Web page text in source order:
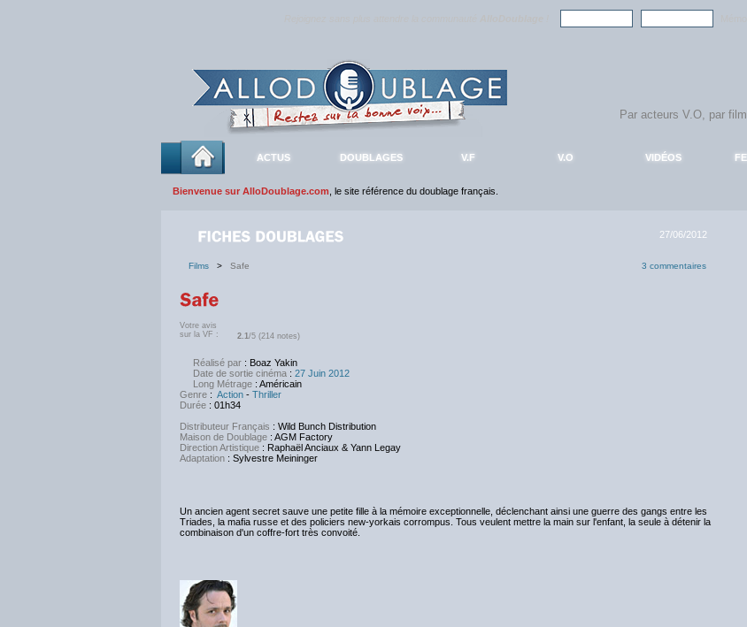
ACTUS DOUBLAGES V.F V.O VIDÉOS
Bienvenue sur AlloDoublage.com , le site référence du doublage français.
27/06/2012
Films > Safe 3 commentaires
Votre avis
sur la VF :
2.1/5 (214 notes)
Réalisé par : Boaz Yakin
Date de sortie cinéma : 27 Juin 2012
Long Métrage : Américain
Genre : Action - Thriller
Durée : 01h34
Distributeur Français : Wild Bunch Distribution
Maison de Doublage : AGM Factory
Direction Artistique : Raphaël Anciaux & Yann Legay
Adaptation : Sylvestre Meininger
Un ancien agent secret sauve une petite fille à la mémoire exceptionnelle, déclenchant ainsi une guerre des gangs entre les
Triades, la mafia russe et des policiers new-yorkais corrompus. Tous veulent mettre la main sur l'enfant, la seule à détenir la
combinaison d'un coffre-fort très convoité.